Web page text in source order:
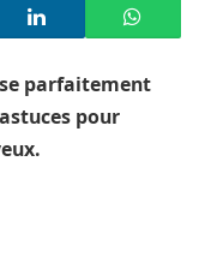
parfaitement
pour